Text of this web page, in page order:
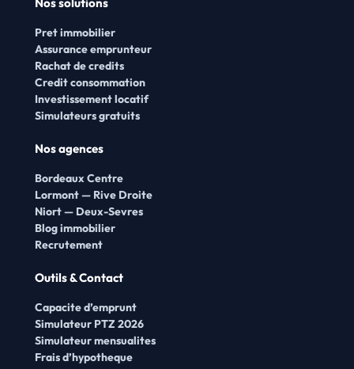
Pret immobilier
Assurance emprunteur
Rachat de credits
Credit consommation
Investissement locatif
Simulateurs gratuits
Nos agences
Bordeaux Centre
Lormont — Rive Droite
Niort — Deux-Sevres
Blog immobilier
Recrutement
Outils & Contact
Capacite d’emprunt
Simulateur PTZ 2026
Simulateur mensualites
Frais d’hypotheque